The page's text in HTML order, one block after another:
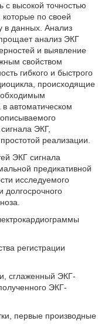
с высокой точностью
по своей
в данных. Анализ
анализ ЭКГ
и выявление
свойством
гибкого и быстрого
происходящие
автоматическом
ЭКГ,
реализации.
ЭКГ сигнала
предикативной
исследуемого
долгосрочного
регистрации
сглаженный ЭКГ-
ЭКГ-
первые производные